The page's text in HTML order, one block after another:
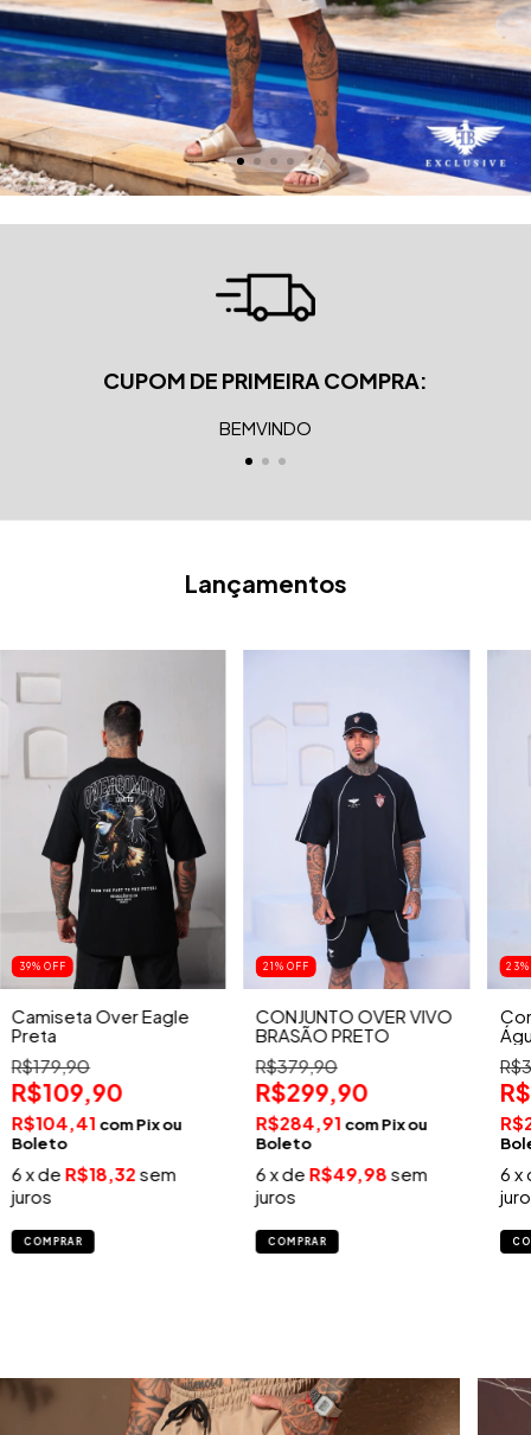
CUPOM DE PRIMEIRA COMPRA:
BEMVINDO
Lançamentos
39% OFF
Camiseta Over Eagle
Preta
R$179,90
R$109,90
R$104,41 comPix
6 x de R$18,32 sem
juros
COMPRAR
21 % OFF
CONJUNTO OVER VIVO
BRASÃO PRETO
R$379,90
R$299,90
R$284,91 comPix
6x de R$49,98 sem
juros
COMPRAR
23
6 x